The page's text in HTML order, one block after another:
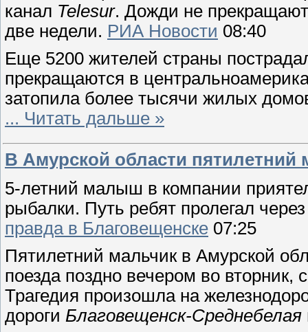
канал Telesur. Дожди не
две недели. РИА Новости 08:40
Еще 5200 жителей страны
прекращаются в
затопила более тысячи жилых
... Читать дальше »
В Амурской области пятилетний
5-летний малыш в компании
рыбалки. Путь ребят пролегал
правда в Благовещенске 07:25
Пятилетний мальчик в Амурской
поезда поздно вечером во вторник,
Трагедия произошла на
дороги Благовещенск-Среднебелая